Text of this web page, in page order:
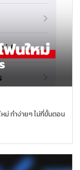
หม่ ทำง่ายๆ ไม่กี่ขั้นตอน